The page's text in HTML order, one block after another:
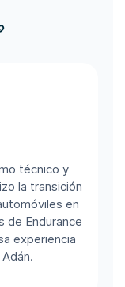
técnico y
la transición
en
de Endurance
experiencia